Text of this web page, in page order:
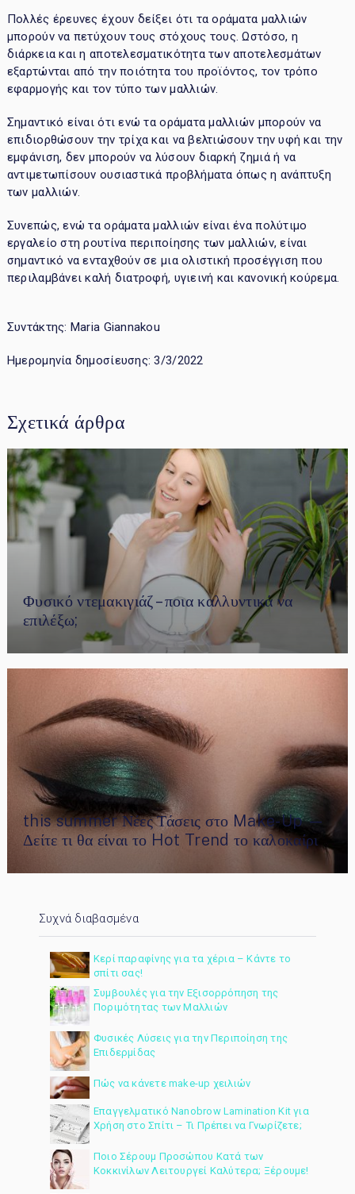
Πολλές έρευνες έχουν δείξει ότι τα οράματα μαλλιών
μπορούν να πετύχουν τους στόχους τους. Ωστόσο, η
διάρκεια και η αποτελεσματικότητα των αποτελεσμάτων
εξαρτώνται από την ποιότητα του προϊόντος, τον τρόπο
εφαρμογής και τον τύπο των μαλλιών.
Σημαντικό είναι ότι ενώ τα οράματα μαλλιών μπορούν να
επιδιορθώσουν την τρίχα και να βελτιώσουν την υφή και την
εμφάνιση, δεν μπορούν να λύσουν διαρκή ζημιά ή να
αντιμετωπίσουν ουσιαστικά προβλήματα όπως η ανάπτυξη
των μαλλιών.
Συνεπώς, ενώ τα οράματα μαλλιών είναι ένα πολύτιμο
εργαλείο στη ρουτίνα περιποίησης των μαλλιών, είναι
σημαντικό να ενταχθούν σε μια ολιστική προσέγγιση που
περιλαμβάνει καλή διατροφή, υγιεινή και κανονική κούρεμα.
Συντάκτης: Maria Giannakou
Ημερομηνία δημοσίευσης: 3/3/2022
Σχετικά άρθρα
Φυσικό ντεμακιγιάζ – ποια καλλυντικά να
επιλέξω;
this summer Νέες Τάσεις στο Make-Up —
Δείτε τι θα είναι το Hot Trend το καλοκαίρι
Συχνά διαβασμένα
Κερί παραφίνης για τα χέρια – Κάντε το
σπίτι σας!
Συμβουλές για την Εξισορρόπηση της
Ποριμότητας των Μαλλιών
Φυσικές Λύσεις για την Περιποίηση της
Επιδερμίδας
Πώς να κάνετε make-up χειλιών
Επαγγελματικό Nanobrow Lamination Kit για
Χρήση στο Σπίτι – Τι Πρέπει να Γνωρίζετε;
Ποιο Σέρουμ Προσώπου Κατά των
Κοκκινίλων Λειτουργεί Καλύτερα; Ξέρουμε!